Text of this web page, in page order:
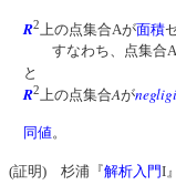
R2 上の点集合Aが面積
すなわち、点集合A
と
R2上の点集合Aが
同値。
(証明) 杉浦『解析入門I